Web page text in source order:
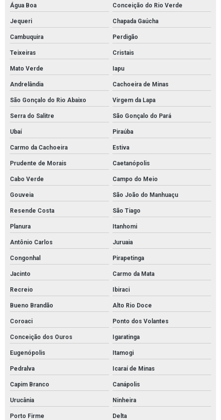
Água Boa Conceição do Rio Verde
Jequeri Chapada Gaúcha
Cambuquira Perdigão
Teixeiras Cristais
Mato Verde Iapu
Andrelândia Cachoeira de Minas
São Gonçalo do Rio Abaixo Virgem da Lapa
Serra do Salitre São Gonçalo do Pará
Ubaí Piraúba
Carmo da Cachoeira Estiva
Prudente de Morais Caetanópolis
Cabo Verde Campo do Meio
Gouveia São João do Manhuaçu
Resende Costa São Tiago
Planura Itanhomi
Antônio Carlos Juruaia
Congonhal Pirapetinga
Jacinto Carmo da Mata
Recreio Ibiraci
Bueno Brandão Alto Rio Doce
Coroaci Ponto dos Volantes
Conceição dos Ouros Igaratinga
Eugenópolis Itamogi
Pedralva Icaraí de Minas
Capim Branco Canápolis
Urucânia Ninheira
Porto Firme Delta